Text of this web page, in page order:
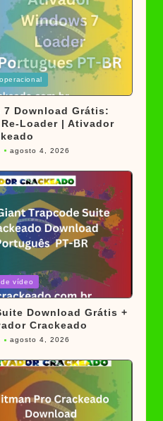
Download Grátis:
Loader | Ativador
agosto 4, 2026
vídeo
Download Grátis +
Crackeado
agosto 4, 2026